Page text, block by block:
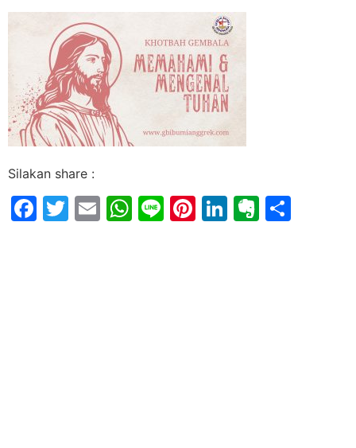
Silakan share :
Facebook
Twitter
EmailWhatsApp
LinePinterest
LinkedIn